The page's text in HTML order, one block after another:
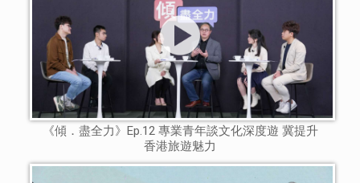
《傾．盡全力》Ep.12 專業青年談文化深度遊 冀提升
香港旅遊魅力